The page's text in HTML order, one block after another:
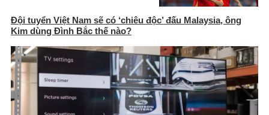
Đội tuyển Việt Nam sẽ có ‘chiêu độc’ đấu Malaysia, ông
Kim dùng Đình Bắc thế nào?